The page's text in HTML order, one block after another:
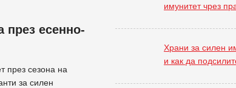
през есенно-
през сезона на
за силен
имунитет чрез
Храни за силен
и как да